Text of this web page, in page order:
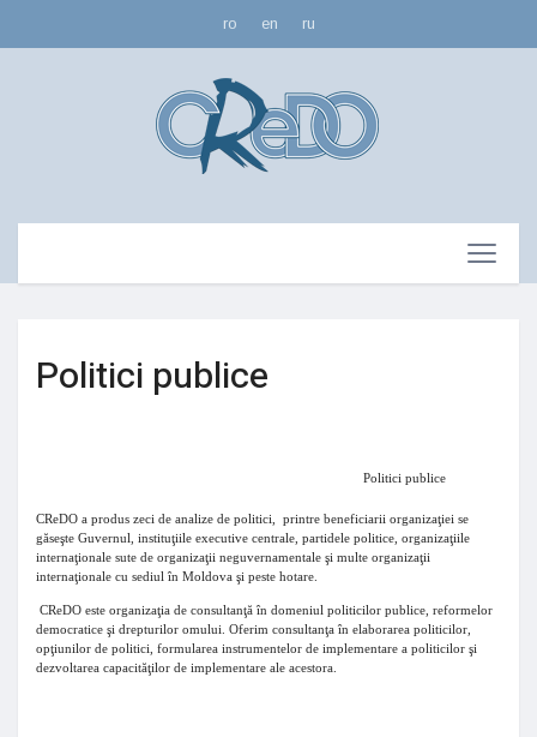
ro en ru
Politici publice
Politici publice
CReDO a produs zeci de analize de politici,
printre beneficiarii organizaţiei se
găseşte Guvernul, instituţiile executive centrale, partidele politice, organizaţiile
internaţionale sute de organizaţii neguvernamentale şi multe organizaţii
internaţionale cu sediul în Moldova şi peste hotare.
CReDO este organizaţia de consultanţă în domeniul politicilor publice, reformelor
democratice şi drepturilor omului. Oferim consultanţa în elaborarea politicilor,
opţiunilor de politici, formularea instrumentelor de implementare a politicilor şi
dezvoltarea capacităţilor de implementare ale acestora.